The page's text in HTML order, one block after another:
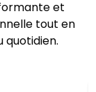
et
tout en
quotidien.